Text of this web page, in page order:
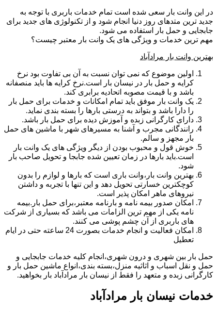
در این وانت بار سعی شده است تمام خدمات باربری با توجه به
جدید ترین متدهای روز دنیا انجام شود و از تکنولوژی های جدید برای
جابجایی و حمل بار استفاده می شود.
مهم ترین خدمات و ویژگی های یک وانت بار معتبر چیست؟
بهترین وانت بار مرادآباد
اولین موضوع که نمی توان نسبت به آن بی تفاوت بود نرخ
کرایه و حمل بار در نیسان بار است.نرخ کرایه ها باید منصفانه
باشد و با قیمت مصوبه اتحادیه برابری کند.
یک وانت بار موفق باید تمام امکانات و خدمات برای حمل بار
را دارا باشد و بتواند به درستی بارها را بسته بندی نماید.
دارای کارگرانی زبده و آموزش دیده برای حمل بار باشد.
رانندگانی مجرب و آشنا به مسیرهای شهر با ماشین های حمل
بار مجهز و سالم.
خوش قول و محبوب بودن از دیگر ویژگی های یک وانت بار
است.باید بارها در زمان تعیین شده جابجا و تحویل صاحب بار
شود.
بهترین وانت بار،وانت باری است که بارها و لوازم را بدون
کوچکترین خسارتی تحویل دهد و این تنها با تجربه و داشتن
نیروهای ماهر امکان پذیر است.
امکان صدور بیمه نامه و بارنامه معتبر،برای حمل بار.بیمه
نامه یکی از مهم ترین الزامات می باشد که بسیاری از شرکت
های باربری از آن چشم پوشی می کنند.
امکان فعالیت و انجام خدمات بصورت 24 ساعته حتی در ایام
تعطیل
حمل بار بین شهری و درون شهری،انجام کلیه خدمات جابجایی و
حمل و نقل اسباب و اثاثیه منزل،بسته بندی،انواع ماشین حمل بار و
کارگرانی زبده و متعهد را فقط از نیسان بار مرادآباد بار بخواهید.
خدمات نیسان بار مرادآباد